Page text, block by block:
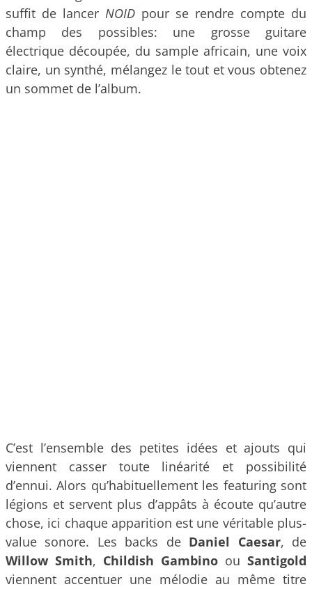
suffit de lancer NOID pour se rendre compte du
champ des possibles: une grosse guitare
électrique découpée, du sample africain, une voix
claire, un synthé, mélangez le tout et vous obtenez
un sommet de l’album.
C’est l’ensemble des petites idées et ajouts qui
viennent casser toute linéarité et possibilité
d’ennui. Alors qu’habituellement les featuring sont
légions et servent plus d’appâts à écoute qu’autre
chose, ici chaque apparition est une véritable plus-
value sonore. Les backs de Daniel Caesar, de
Willow Smith, Childish Gambino ou Santigold
viennent accentuer une mélodie au même titre